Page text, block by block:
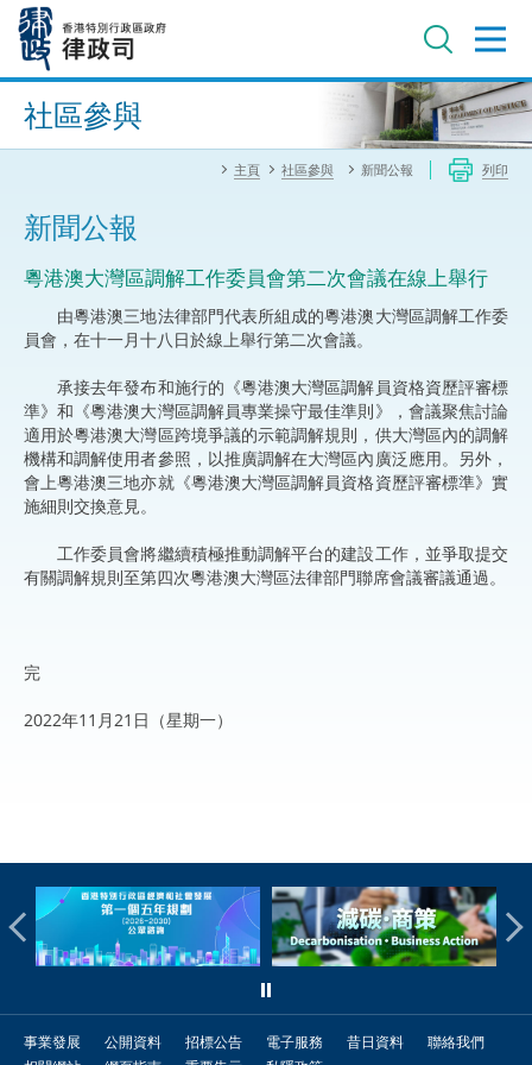
內
進階搜尋
社區參與
主頁 社區參與 新聞公報 列印
新聞公報
粵港澳大灣區調解工作委員會第二次會議在線上舉行
由粵港澳三地法律部門代表所組成的粵港澳大灣區調解工作委
員會，在十一月十八日於線上舉行第二次會議。
承接去年發布和施行的《粵港澳大灣區調解員資格資歷評審標
準》和《粵港澳大灣區調解員專業操守最佳準則》，會議聚焦討論
適用於粵港澳大灣區跨境爭議的示範調解規則，供大灣區內的調解
機構和調解使用者參照，以推廣調解在大灣區內廣泛應用。另外，
會上粵港澳三地亦就《粵港澳大灣區調解員資格資歷評審標準》實
施細則交換意見。
工作委員會將繼續積極推動調解平台的建設工作，並爭取提交
有關調解規則至第四次粵港澳大灣區法律部門聯席會議審議通過。
完
2022年11月21日（星期一）
事業發展 公開資料 招標公告 電子服務 昔日資料
聯絡我們